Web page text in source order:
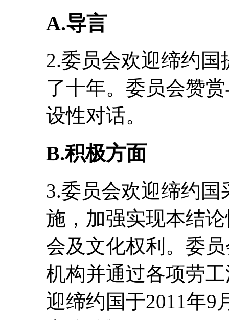
A.导言
2.委员会欢迎缔约
了十年。委员会赞
设性对话。
B.积极方面
3.委员会欢迎缔约
施，加强实现本结
会及文化权利。委
机构并通过各项劳
迎缔约国于2011年9